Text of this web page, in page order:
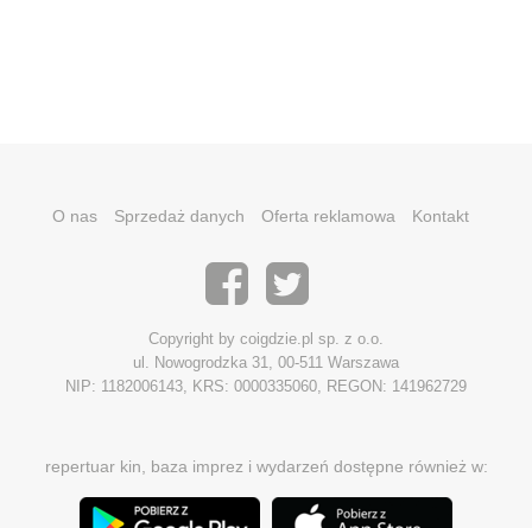
O nas Sprzedaż danych Oferta reklamowa Kontakt
Copyright by coigdzie.pl sp. z o.o.
ul. Nowogrodzka 31, 00-511 Warszawa
NIP: 1182006143, KRS: 0000335060, REGON: 141962729
repertuar kin, baza imprez i wydarzeń dostępne również w: